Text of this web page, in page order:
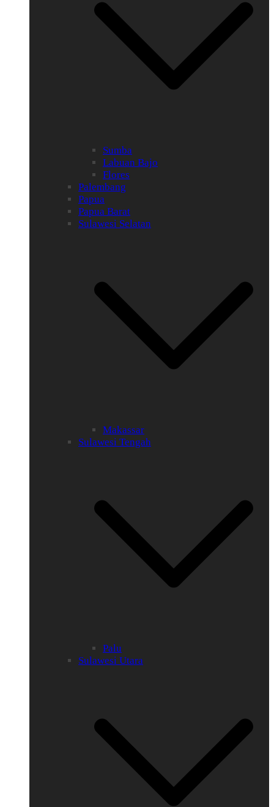
Sumba
Labuan Bajo
Flores
Palembang
Papua
Papua Barat
Sulawesi Selatan
Makassar
Sulawesi Tengah
Palu
Sulawesi Utara